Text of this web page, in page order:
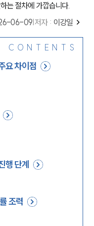
는 절차에 가깝습니다.
06-09 저자 : 이강일
CONTENTS
요 차이점
행 단계
조력